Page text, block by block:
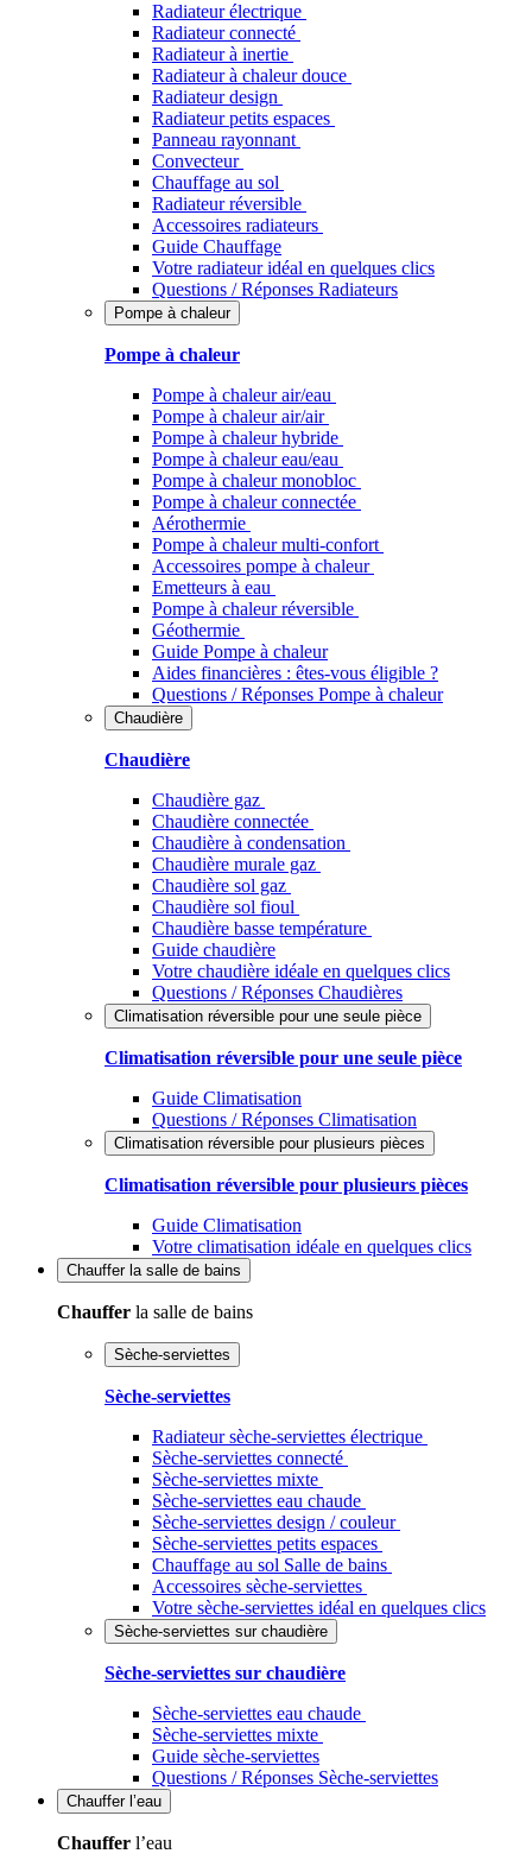
Radiateur électrique
Radiateur connecté
Radiateur à inertie
Radiateur à chaleur douce
Radiateur design
Radiateur petits espaces
Panneau rayonnant
Convecteur
Chauffage au sol
Radiateur réversible
Accessoires radiateurs
Guide Chauffage
Votre radiateur idéal en quelques clics
Questions / Réponses Radiateurs
Pompe à chaleur
Pompe à chaleur
Pompe à chaleur air/eau
Pompe à chaleur air/air
Pompe à chaleur hybride
Pompe à chaleur​ eau/eau
Pompe à chaleur monobloc
Pompe à chaleur connectée
Aérothermie
Pompe à chaleur multi-confort
Accessoires pompe à chaleur
Emetteurs à eau
Pompe à chaleur réversible
Géothermie
Guide Pompe à chaleur
Aides financières : êtes-vous éligible ?
Questions / Réponses Pompe à chaleur
Chaudière
Chaudière
Chaudière gaz
Chaudière connectée
Chaudière à condensation
Chaudière murale gaz
Chaudière sol gaz
Chaudière sol fioul
Chaudière basse température
Guide chaudière
Votre chaudière idéale en quelques clics
Questions / Réponses Chaudières
Climatisation réversible pour une seule pièce
Climatisation réversible pour une seule pièce
Guide Climatisation
Questions / Réponses Climatisation
Climatisation réversible pour plusieurs pièces
Climatisation réversible pour plusieurs pièces
Guide Climatisation
Votre climatisation idéale en quelques clics
Chauffer la salle de bains
Chauffer la salle de bains
Sèche-serviettes
Sèche-serviettes
Radiateur sèche-serviettes électrique
Sèche-serviettes connecté
Sèche-serviettes mixte
Sèche-serviettes eau chaude
Sèche-serviettes design / couleur
Sèche-serviettes petits espaces
Chauffage au sol Salle de bains
Accessoires sèche-serviettes
Votre sèche-serviettes idéal en quelques clics
Sèche-serviettes sur chaudière
Sèche-serviettes sur chaudière
Sèche-serviettes eau chaude
Sèche-serviettes mixte
Guide sèche-serviettes
Questions / Réponses Sèche-serviettes
Chauffer l’eau
Chauffer l’eau